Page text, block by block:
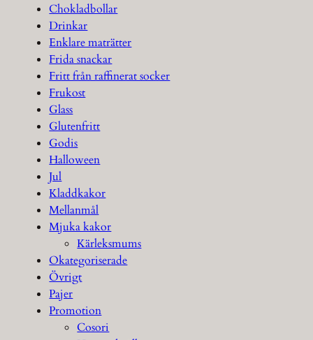
Chokladbollar
Drinkar
Enklare maträtter
Frida snackar
Fritt från raffinerat socker
Frukost
Glass
Glutenfritt
Godis
Halloween
Jul
Kladdkakor
Mellanmål
Mjuka kakor
Kärleksmums
Okategoriserade
Övrigt
Pajer
Promotion
Cosori